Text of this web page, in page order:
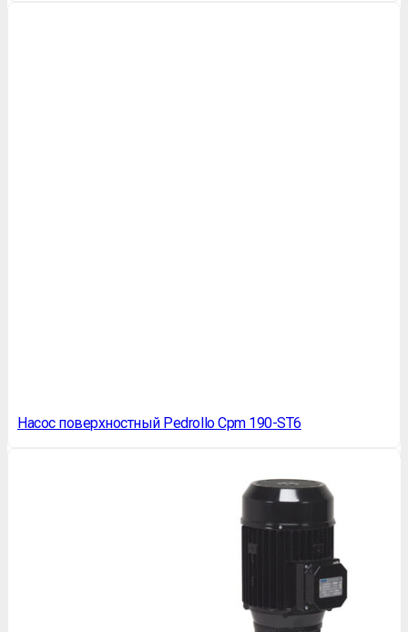
Насос поверхностный Pedrollo Cpm 190-ST6